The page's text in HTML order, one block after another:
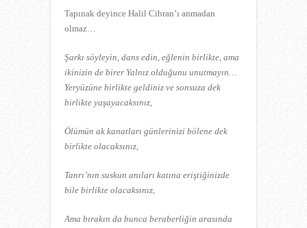
Tapınak deyince Halil Cibran’ı anmadan
olmaz…
Şarkı söyleyin, dans edin, eğlenin birlikte, ama
ikinizin de birer Yalnız olduğunu unutmayın…
Yeryüzüne birlikte geldiniz ve sonsuza dek
birlikte yaşayacaksınız,
Ölümün ak kanatları günlerinizi bölene dek
birlikte olacaksınız,
Tanrı’nın suskun anıları katına eriştiğinizde
bile birlikte olacaksınız,
Ama bırakın da bunca beraberliğin arasında